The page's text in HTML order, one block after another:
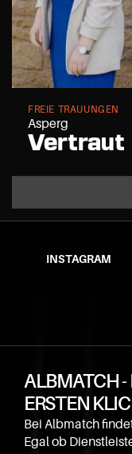
FREIE TRAUUNGEN
Asperg
Vertraut
INSTAGRAM
ALBMATCH -
ERSTEN
Bei Albmatch
Egal ob